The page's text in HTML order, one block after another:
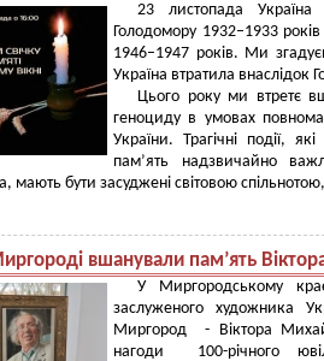
23 листопада
Голодомору 1932–1933
1946–1947 років. Ми
Україна втратила внаслідок
Цього року ми втретє
геноциду в умовах
України. Трагічні події,
пам’ять надзвичайно
мають бути засуджені світовою
вшанували пам’ять
У Миргородському
заслуженого художника
Миргород - Віктора
нагоди 100-річного